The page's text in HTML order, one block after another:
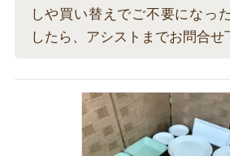
しや買い替えでご不要になっ
したら、アシストまでお問合せ